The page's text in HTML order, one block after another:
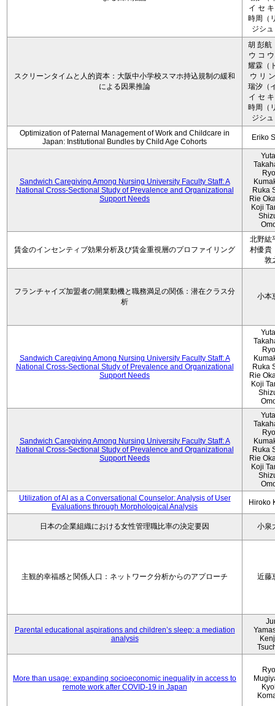
イ セ
時周（
ジシ
スクリーンタイムと人的資本：大阪中小学校スマホ持込規制の緩和
による因果推論
胡 彭航
ウ コ
耀霖（
ウ リ
瑞汐（
イ セ
時周（
ジシ
Optimization of Paternal Management of Work and Childcare in
Japan: Institutional Bundles by Child Age Cohorts
Eriko
Sandwich Caregiving Among Nursing University Faculty Staff: A
National Cross-Sectional Study of Prevalence and Organizational
Support Needs
Ruka
Rie
Koji
賃金のインセンティブ効果分析及び賃金重視層のプロファイリング
北野紘
村優貴
敦
フランチャイズ加盟者の開業動機と職務満足の関係：潜在クラス分
析
小本
Sandwich Caregiving Among Nursing University Faculty Staff: A
National Cross-Sectional Study of Prevalence and Organizational
Support Needs
Ruka
Rie
Koji
Sandwich Caregiving Among Nursing University Faculty Staff: A
National Cross-Sectional Study of Prevalence and Organizational
Support Needs
Ruka
Rie
Koji
Utilization of AI as a Conversational Counselor: Analysis of User
Evaluations through Morphological Analysis
Hiroko
日本の企業組織における女性管理職比率の決定要因 小泉
主観的幸福感と関係人口：ネットワーク分析からのアプローチ 近藤
Parental educational aspirations and children’s sleep: a mediation
analysis
More than usage: expanding socioeconomic inequality in access to
remote work after COVID-19 in Japan